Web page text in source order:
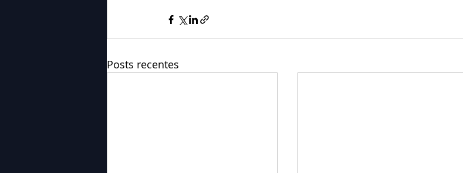
Posts recentes